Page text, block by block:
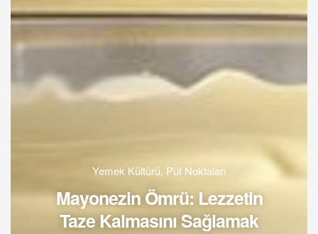
Yemek Kültürü, Püf Noktaları
Mayonezin Ömrü: Lezzetin
Taze Kalmasını Sağlamak